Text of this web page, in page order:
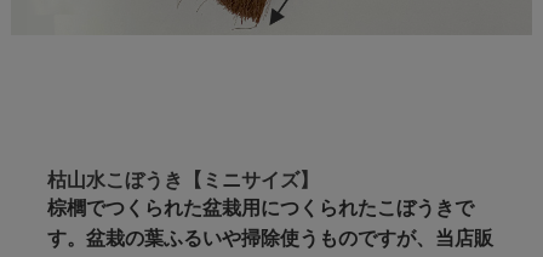
枯山水こぼうき【ミニサイズ】
棕櫚でつくられた盆栽用につくられたこぼうきで
す。盆栽の葉ふるいや掃除使うものですが、当店販